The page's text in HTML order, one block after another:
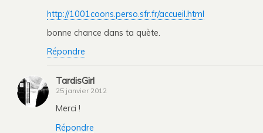
http://1001coons.perso.sfr.fr/accueil.html
bonne chance dans ta quète.
Répondre
TardisGirl
25 janvier 2012
Merci !
Répondre